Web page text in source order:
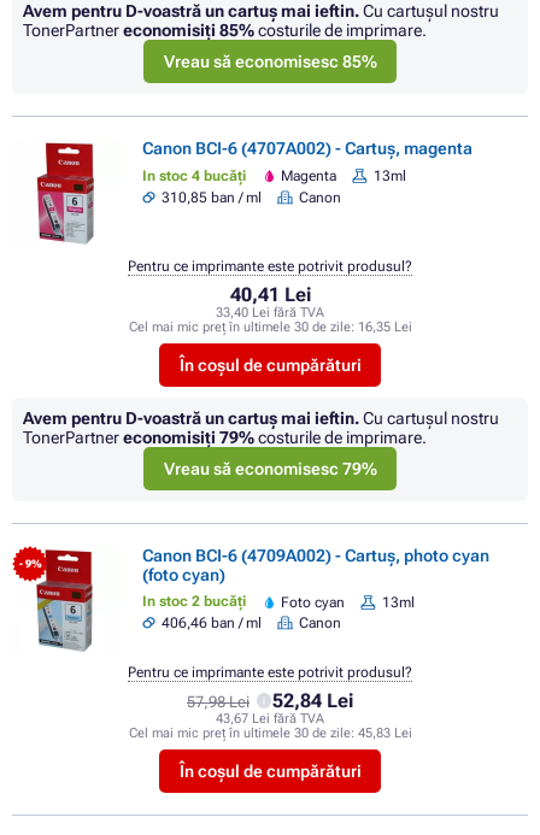
Avem pentru D-voastră un cartuș mai ieftin.Cu cartuşul nostru
TonerPartnereconomisiţi 85%costurile de imprimare.
Vreau să economisesc 85%
Canon BCI-6 (4707A002) - Cartuș, magenta
In stoc 4 bucăți Magenta
13ml
310,85 ban / ml
Canon
40,41 Lei
33,40 Lei fără TVA
Cel mai mic preț în ultimele 30 de zile: 16,35 Lei
În coșul de cumpărături
Pentru ce imprimante este potrivit produsul?
Avem pentru D-voastră un cartuș mai ieftin.Cu cartuşul nostru
TonerPartnereconomisiţi 79%costurile de imprimare.
Vreau să economisesc 79%
- 9%
Canon BCI-6 (4709A002) - Cartuș, photo cyan
(foto cyan)
In stoc 2 bucăți Foto cyan
13ml
406,46 ban / ml
Canon
57,98 Lei 52,84 Lei
43,67 Lei fără TVA
Cel mai mic preț în ultimele 30 de zile: 45,83 Lei
În coșul de cumpărături
Pentru ce imprimante este potrivit produsul?